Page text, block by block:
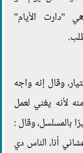
"دارت الأيام"
وقال إنه واجه
لأنه يغني لعمل
بالمسلسل، وقال :
أنا، الناس دي